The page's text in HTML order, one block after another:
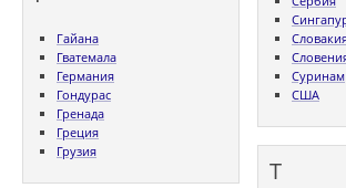
Гайана
Гватемала
Германия
Гондурас
Гренада
Греция
Грузия
Суринам
США
Т